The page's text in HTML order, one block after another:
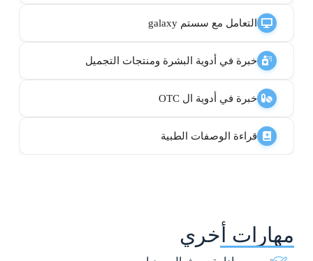
التعامل مع سستم galaxy
خبرة في أدوية البشرة ومنتجات التجميل
خبرة في أدوية ال OTC
قراءة الوصفات الطبية
مهارات أخري